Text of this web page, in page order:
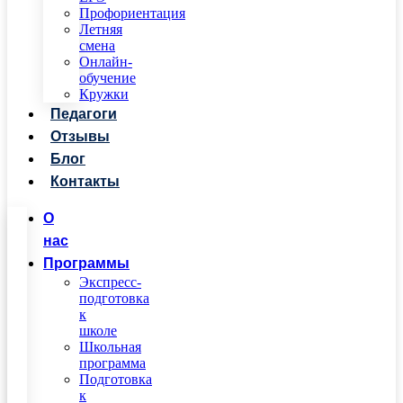
Профориентация
Летняя
смена
Онлайн-
обучение
Кружки
Педагоги
Отзывы
Блог
Контакты
О
нас
Программы
Экспресс-
подготовка
к
школе
Школьная
программа
Подготовка
к